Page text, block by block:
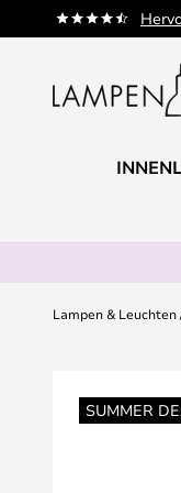
Zum
Inhalt
Lampen & Leuchten
SUMMER
Ende